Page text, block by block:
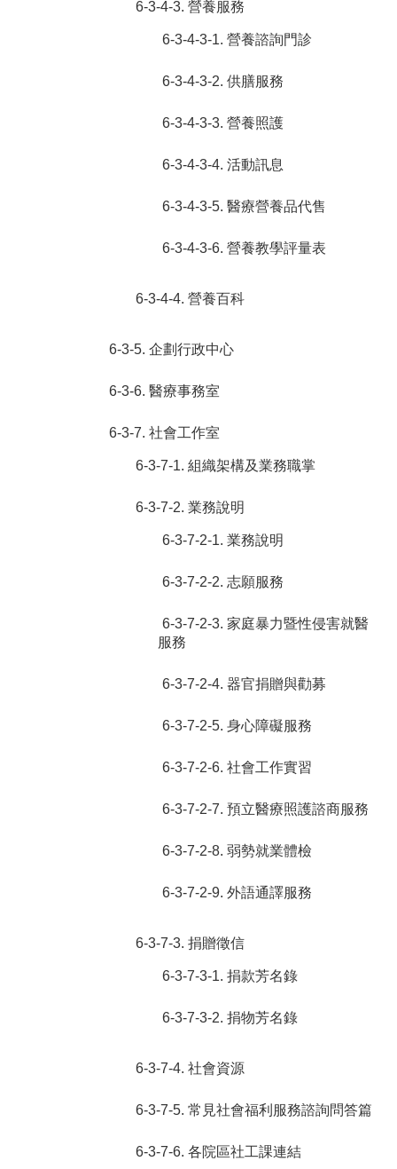
6-3-4-3. 營養服務
6-3-4-3-1. 營養諮詢門診
6-3-4-3-2. 供膳服務
6-3-4-3-3. 營養照護
6-3-4-3-4. 活動訊息
6-3-4-3-5. 醫療營養品代售
6-3-4-3-6. 營養教學評量表
6-3-4-4. 營養百科
6-3-5. 企劃行政中心
6-3-6. 醫療事務室
6-3-7. 社會工作室
6-3-7-1. 組織架構及業務職掌
6-3-7-2. 業務說明
6-3-7-2-1. 業務說明
6-3-7-2-2. 志願服務
6-3-7-2-3. 家庭暴力暨性侵害就醫
服務
6-3-7-2-4. 器官捐贈與勸募
6-3-7-2-5. 身心障礙服務
6-3-7-2-6. 社會工作實習
6-3-7-2-7. 預立醫療照護諮商服務
6-3-7-2-8. 弱勢就業體檢
6-3-7-2-9. 外語通譯服務
6-3-7-3. 捐贈徵信
6-3-7-3-1. 捐款芳名錄
6-3-7-3-2. 捐物芳名錄
6-3-7-4. 社會資源
6-3-7-5. 常見社會福利服務諮詢問答篇
6-3-7-6. 各院區社工課連結